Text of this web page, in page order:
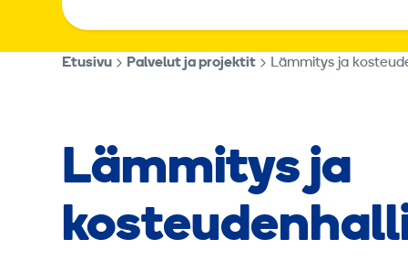
Etusivu Palvelut ja projektit Lämmitys ja
Lämmitys ja